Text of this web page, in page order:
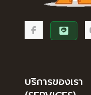
บริการของเรา